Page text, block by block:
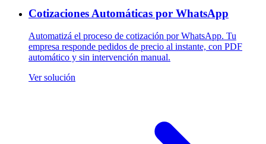
Cotizaciones Automáticas por WhatsApp
Automatizá el proceso de cotización por WhatsApp. Tu
empresa responde pedidos de precio al instante, con PDF
automático y sin intervención manual.
Ver solución